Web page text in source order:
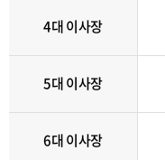
4대 이사장
5대 이사장
6대 이사장